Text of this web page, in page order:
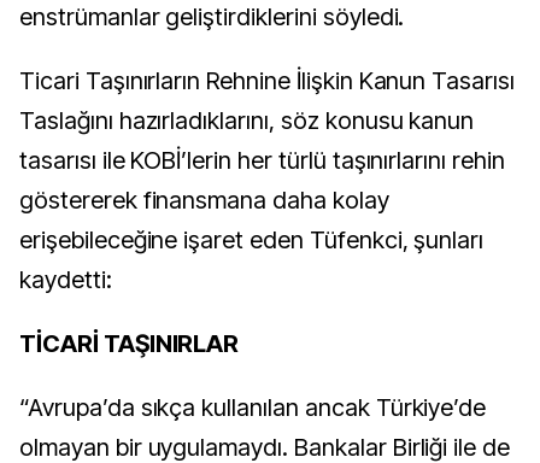
enstrümanlar geliştirdiklerini söyledi.
Ticari Taşınırların Rehnine İlişkin Kanun Tasarısı
Taslağını hazırladıklarını, söz konusu kanun
tasarısı ile KOBİ’lerin her türlü taşınırlarını rehin
göstererek finansmana daha kolay
erişebileceğine işaret eden Tüfenkci, şunları
kaydetti:
TİCARİ TAŞINIRLAR
“Avrupa’da sıkça kullanılan ancak Türkiye’de
olmayan bir uygulamaydı. Bankalar Birliği ile de